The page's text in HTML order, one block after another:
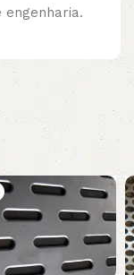
engenharia.